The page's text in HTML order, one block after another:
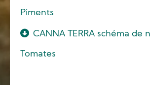
Piments
CANNA TERRA schéma de
Tomates